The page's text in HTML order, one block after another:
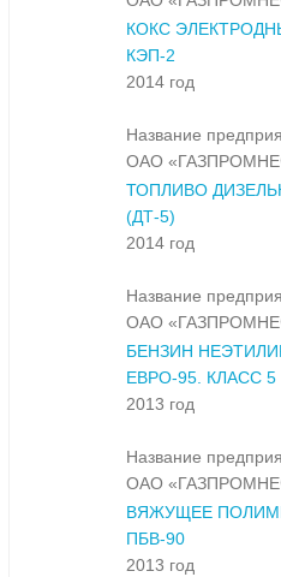
КОКС
КЭП-2
2014 год
Название
ОАО
ТОПЛИВО
(ДТ-5)
2014 год
Название
ОАО
БЕНЗИН
ЕВРО-95. КЛАСС 5
2013 год
Название
ОАО
ВЯЖУЩЕЕ
ПБВ-90
2013 год